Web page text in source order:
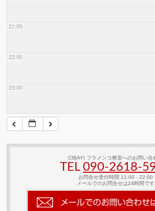
21:00
22:00
23:00
CIBAYI フラメンコ教室へのお問い合
TEL090-
お問合せ受付時間 11:00 - 22:00
メールでのお問合せは24時間です